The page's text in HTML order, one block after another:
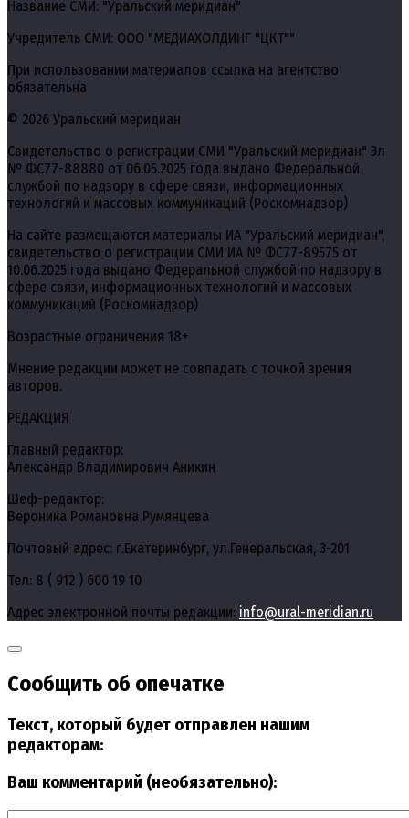
Название СМИ: "Уральский меридиан"
Учредитель СМИ: ООО "МЕДИАХОЛДИНГ "ЦКТ""
При использовании материалов ссылка на агентство
обязательна
© 2026 Уральский меридиан
Свидетельство о регистрации СМИ "Уральский меридиан" Эл
№ ФС77-88880 от 06.05.2025 года выдано Федеральной
службой по надзору в сфере связи, информационных
технологий и массовых коммуникаций (Роскомнадзор)
На сайте размещаются материалы ИА "Уральский меридиан",
свидетельство о регистрации СМИ ИА № ФС77-89575 от
10.06.2025 года выдано Федеральной службой по надзору в
сфере связи, информационных технологий и массовых
коммуникаций (Роскомнадзор)
Возрастные ограничения 18+
Мнение редакции может не совпадать с точкой зрения
авторов.
РЕДАКЦИЯ
Главный редактор:
Александр Владимирович Аникин
Шеф-редактор:
Вероника Романовна Румянцева
Почтовый адрес: г.Екатеринбург, ул.Генеральская, 3-201
Тел: 8 ( 912 ) 600 19 10
Адрес электронной почты редакции: info@ural-meridian.ru
Сообщить об опечатке
Текст, который будет отправлен нашим
редакторам:
Ваш комментарий (необязательно):